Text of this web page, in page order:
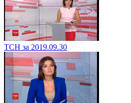
ТСН за 2019.09.30